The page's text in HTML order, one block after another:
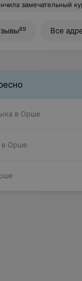
до занятий. Курс дался легко, потому что теорию сразу закрепляли практикой под чутким взглядом преподавателя. Занятия проходили в теплой, дружелюбной атмосфере, во многом это, конечно, заслуга преподавателя! Хочу выразить благодарность Валентине Александровне не только за её
89 Все
в Орше
в Орше